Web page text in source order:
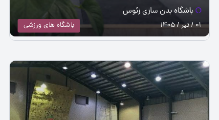
باشگاه بدن سازی زئوس
باشگاه های ورزشی 01 / تیر / 1405